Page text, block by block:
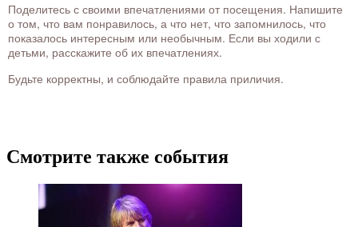
Поделитесь с своими впечатлениями от посещения. Напишите
о том, что вам понравилось, а что нет, что запомнилось, что
показалось интересным или необычным. Если вы ходили с
детьми, расскажите об их впечатлениях.
Будьте корректны, и соблюдайте правила приличия.
Смотрите также события